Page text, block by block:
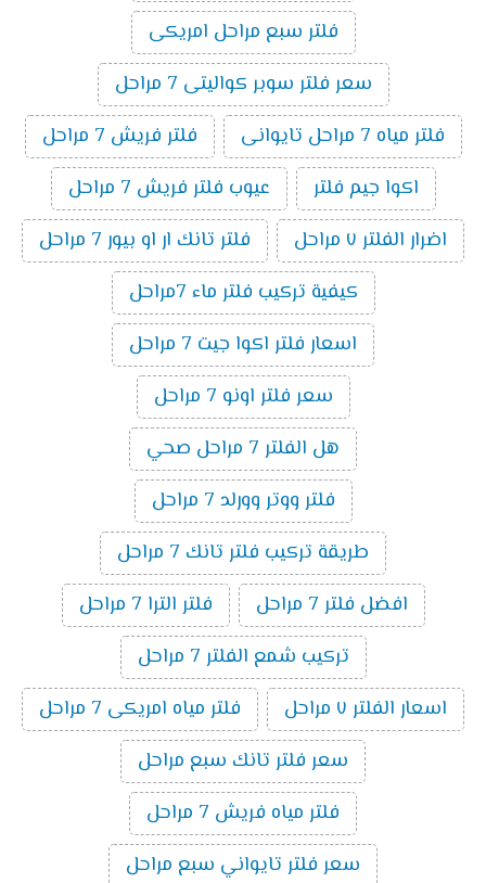
فلتر سبع مراحل امريكى
سعر فلتر سوبر كواليتى 7 مراحل
فلتر مياه 7 مراحل تايوانى
فلتر فريش 7 مراحل
اكوا جيم فلتر
عيوب فلتر فريش 7 مراحل
اضرار الفلتر ٧ مراحل
فلتر تانك ار او بيور 7 مراحل
كيفية تركيب فلتر ماء 7مراحل
اسعار فلتر اكوا جيت 7 مراحل
سعر فلتر اونو 7 مراحل
هل الفلتر 7 مراحل صحي
فلتر ووتر وورلد 7 مراحل
طريقة تركيب فلتر تانك 7 مراحل
افضل فلتر 7 مراحل
فلتر الترا 7 مراحل
تركيب شمع الفلتر 7 مراحل
اسعار الفلتر ٧ مراحل
فلتر مياه امريكى 7 مراحل
سعر فلتر تانك سبع مراحل
فلتر مياه فريش 7 مراحل
سعر فلتر تايواني سبع مراحل